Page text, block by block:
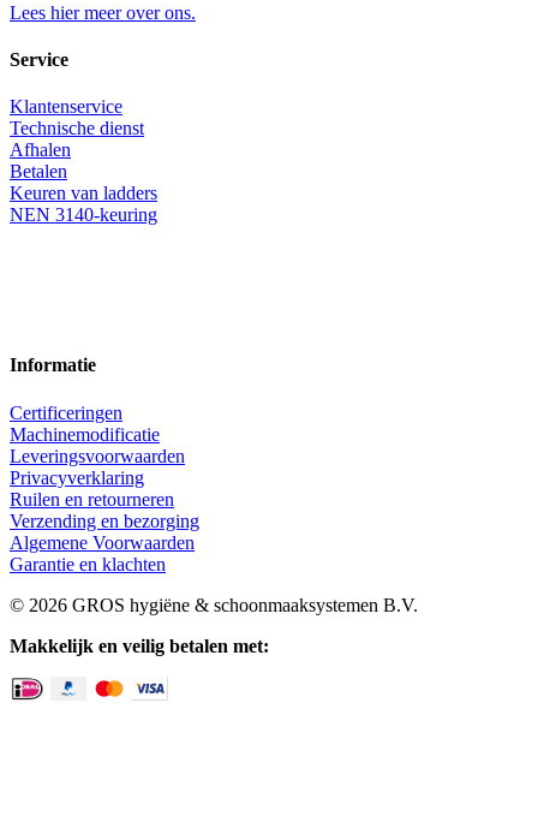
Lees hier meer over ons.
Service
Klantenservice
Technische dienst
Afhalen
Betalen
Keuren van ladders
NEN 3140-keuring
Informatie
Certificeringen
Machinemodificatie
Leveringsvoorwaarden
Privacyverklaring
Ruilen en retourneren
Verzending en bezorging
Algemene Voorwaarden
Garantie en klachten
© 2026 GROS hygiëne & schoonmaaksystemen B.V.
Makkelijk en veilig betalen met: